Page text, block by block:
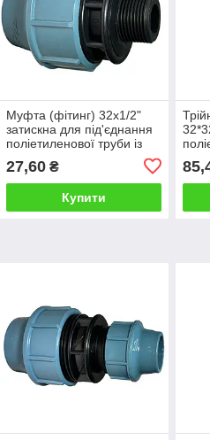
Муфта (фітинг) 32х1/2"
затискна для під'єднання
поліетиленової труби із
27,60₴
Купити